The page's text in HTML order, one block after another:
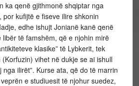
ka qenë gjithmonë shqiptar nga
kufijtë e fiseve ilire shkonin
edhe ishujt Jonianë kanë qenë
libër të famshëm, që e njohin mirë
klasike” të Lybkerit, tek
vihet në dukje se ai ishull
nga ilirët”. Kurse ata, që do të marrin
e studiuesit të njohur suedez,